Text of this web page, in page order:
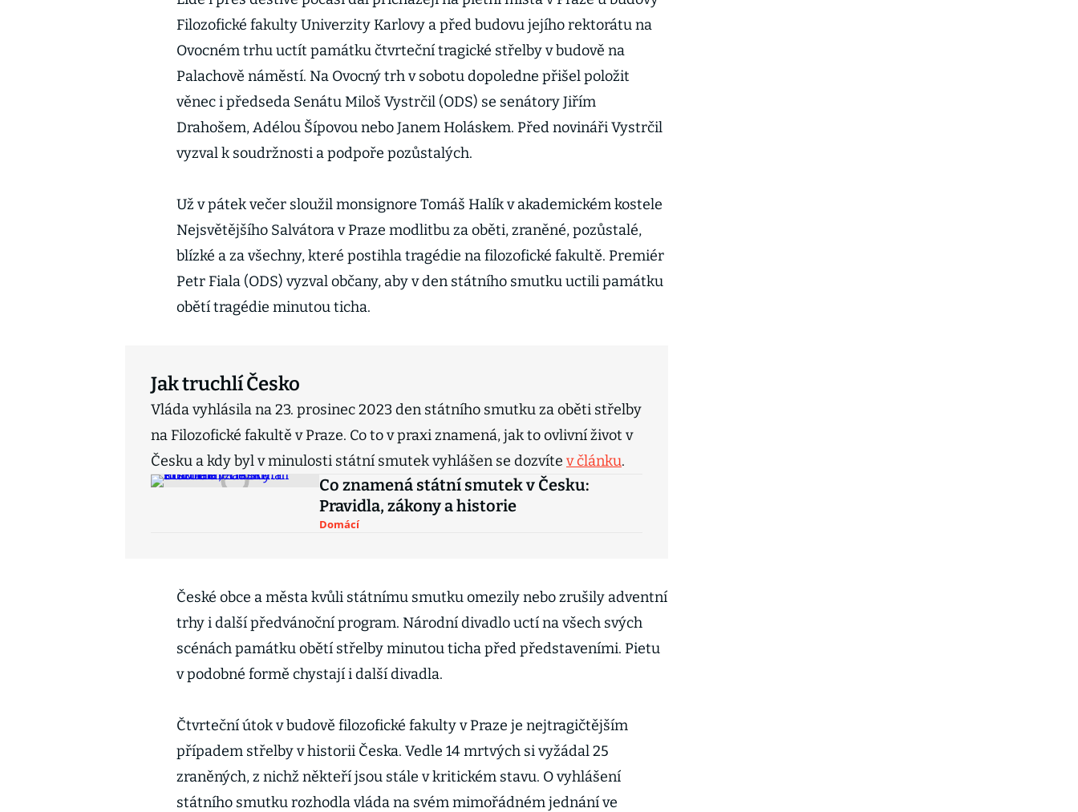
Filozofické fakulty Univerzity Karlovy a před budovu jejího rektorátu na
Ovocném trhu uctít památku čtvrteční tragické střelby v budově na
Palachově náměstí. Na Ovocný trh v sobotu dopoledne přišel položit
věnec i předseda Senátu Miloš Vystrčil (ODS) se senátory Jiřím
Drahošem, Adélou Šípovou nebo Janem Holáskem. Před novináři Vystrčil
vyzval k soudržnosti a podpoře pozůstalých.
Už v pátek večer sloužil monsignore Tomáš Halík v akademickém kostele
Nejsvětějšího Salvátora v Praze modlitbu za oběti, zraněné, pozůstalé,
blízké a za všechny, které postihla tragédie na filozofické fakultě. Premiér
Petr Fiala (ODS) vyzval občany, aby v den státního smutku uctili památku
obětí tragédie minutou ticha.
Jak truchlí Česko
Vláda vyhlásila na 23. prosinec 2023 den státního smutku za oběti střelby
na Filozofické fakultě v Praze. Co to v praxi znamená, jak to ovlivní život v
Česku a kdy byl v minulosti státní smutek vyhlášen se dozvíte v článku.
Co znamená státní smutek v Česku:
Pravidla, zákony a historie
Domácí
České obce a města kvůli státnímu smutku omezily nebo zrušily adventní
trhy i další předvánoční program. Národní divadlo uctí na všech svých
scénách památku obětí střelby minutou ticha před představeními. Pietu
v podobné formě chystají i další divadla.
Čtvrteční útok v budově filozofické fakulty v Praze je nejtragičtějším
případem střelby v historii Česka. Vedle 14 mrtvých si vyžádal 25
zraněných, z nichž někteří jsou stále v kritickém stavu. O vyhlášení
státního smutku rozhodla vláda na svém mimořádném jednání ve